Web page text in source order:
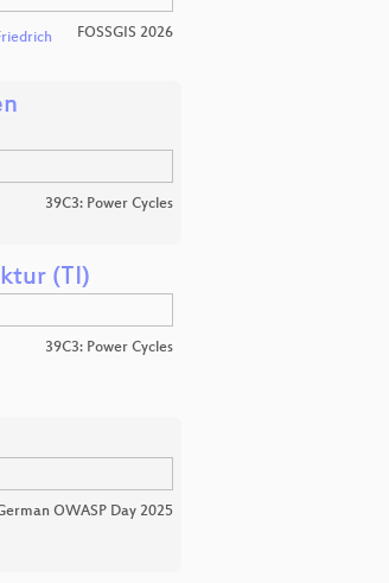
FOSSGIS 2026
39C3: Power Cycles
(TI)
39C3: Power Cycles
OWASP Day 2025